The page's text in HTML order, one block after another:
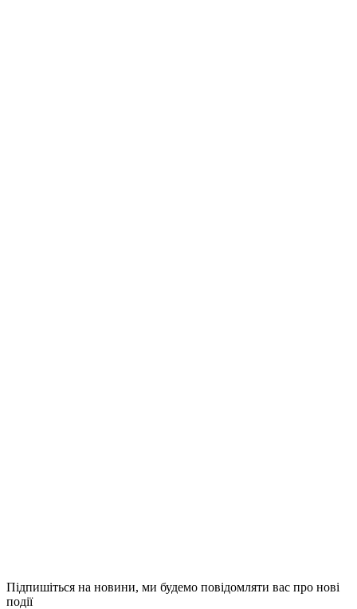
Підпишіться на новини, ми будемо повідомляти вас про нові
події